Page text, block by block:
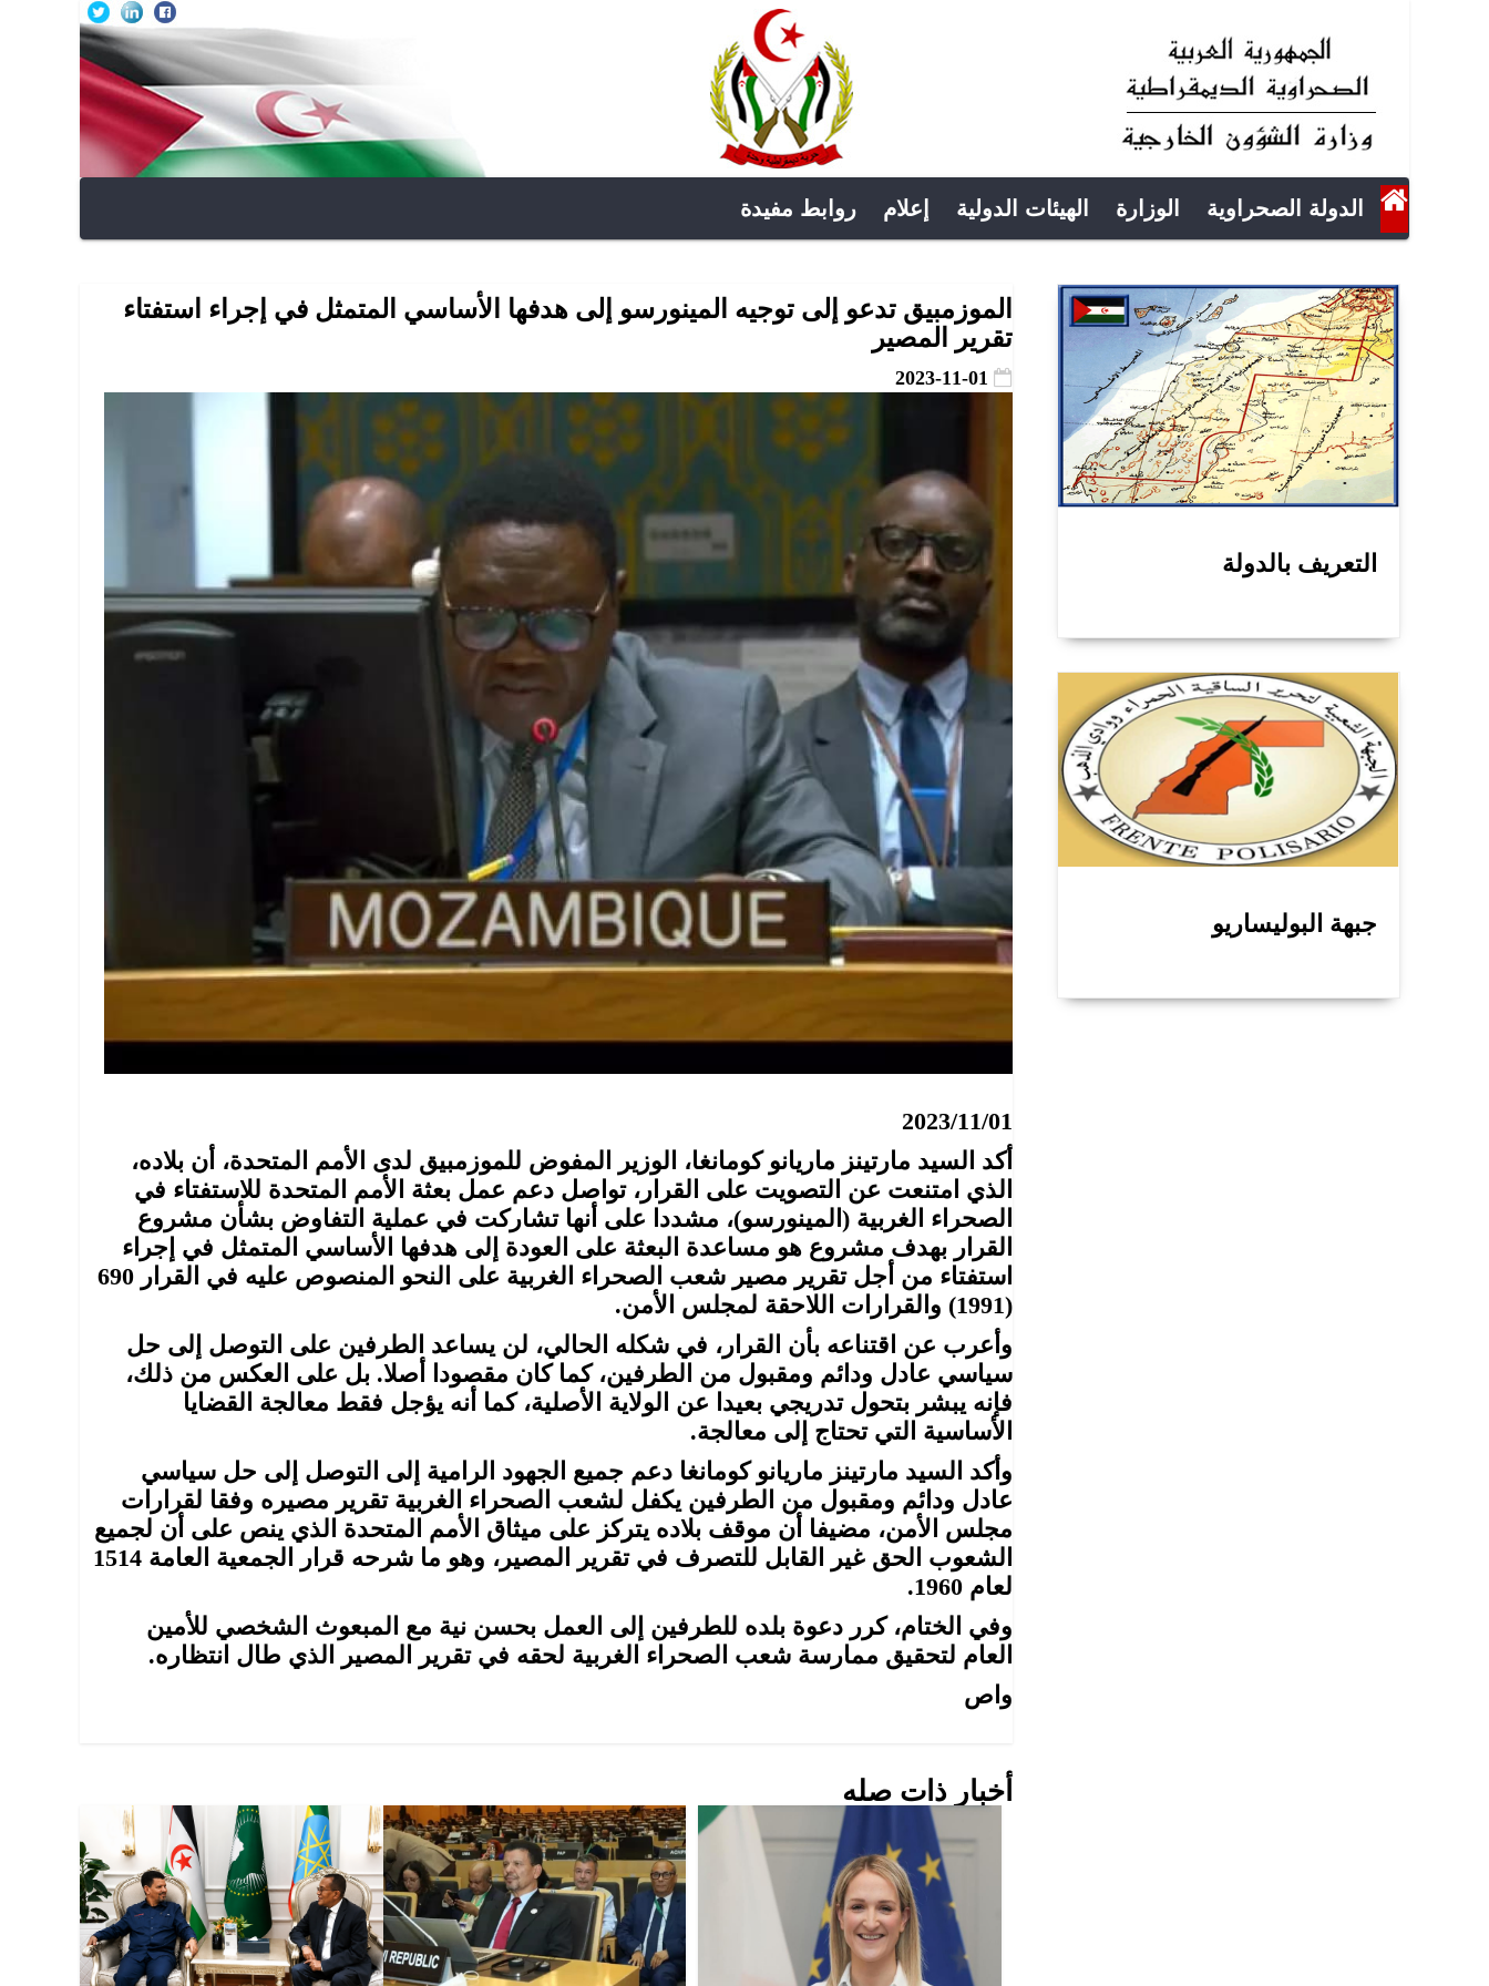
الدولة الصحراوية الوزارة الهيئات الدولية إعلام روابط مفيدة
الموزمبيق تدعو إلى توجيه المينورسو إلى هدفها الأساسي المتمثل في إجراء استفتاء
تقرير المصير
2023-11-01
2023/11/01
أكد السيد مارتينز ماريانو كومانغا، الوزير المفوض للموزمبيق لدى الأمم المتحدة، أن بلاده،
الذي امتنعت عن التصويت على القرار، تواصل دعم عمل بعثة الأمم المتحدة للاستفتاء في
الصحراء الغربية (المينورسو)، مشددا على أنها تشاركت في عملية التفاوض بشأن مشروع
القرار بهدف مشروع هو مساعدة البعثة على العودة إلى هدفها الأساسي المتمثل في إجراء
استفتاء من أجل تقرير مصير شعب الصحراء الغربية على النحو المنصوص عليه في القرار 690
(1991) والقرارات اللاحقة لمجلس الأمن.
وأعرب عن اقتناعه بأن القرار، في شكله الحالي، لن يساعد الطرفين على التوصل إلى حل
سياسي عادل ودائم ومقبول من الطرفين، كما كان مقصودا أصلا. بل على العكس من ذلك،
فإنه يبشر بتحول تدريجي بعيدا عن الولاية الأصلية، كما أنه يؤجل فقط معالجة القضايا
الأساسية التي تحتاج إلى معالجة.
وأكد السيد مارتينز ماريانو كومانغا دعم جميع الجهود الرامية إلى التوصل إلى حل سياسي
عادل ودائم ومقبول من الطرفين يكفل لشعب الصحراء الغربية تقرير مصيره وفقا لقرارات
مجلس الأمن، مضيفا أن موقف بلاده يتركز على ميثاق الأمم المتحدة الذي ينص على أن لجميع
الشعوب الحق غير القابل للتصرف في تقرير المصير، وهو ما شرحه قرار الجمعية العامة 1514
لعام 1960.
وفي الختام، كرر دعوة بلده للطرفين إلى العمل بحسن نية مع المبعوث الشخصي للأمين
العام لتحقيق ممارسة شعب الصحراء الغربية لحقه في تقرير المصير الذي طال انتظاره.
واص
أخبار ذات صله
التعريف بالدولة
جبهة البوليساريو